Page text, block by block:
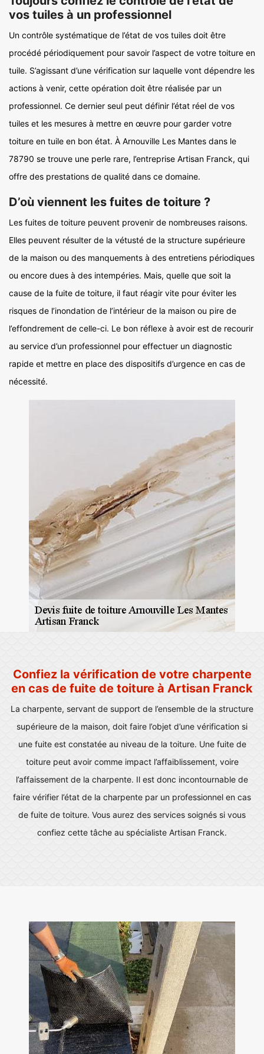
vos tuiles à un professionnel
Un contrôle systématique de l’état de vos tuiles doit être
procédé périodiquement pour savoir l’aspect de votre toiture en
tuile. S’agissant d’une vérification sur laquelle vont dépendre les
actions à venir, cette opération doit être réalisée par un
professionnel. Ce dernier seul peut définir l’état réel de vos
tuiles et les mesures à mettre en œuvre pour garder votre
toiture en tuile en bon état. À Arnouville Les Mantes dans le
78790 se trouve une perle rare, l’entreprise Artisan Franck, qui
offre des prestations de qualité dans ce domaine.
D’où viennent les fuites de toiture ?
Les fuites de toiture peuvent provenir de nombreuses raisons.
Elles peuvent résulter de la vétusté de la structure supérieure
de la maison ou des manquements à des entretiens périodiques
ou encore dues à des intempéries. Mais, quelle que soit la
cause de la fuite de toiture, il faut réagir vite pour éviter les
risques de l’inondation de l’intérieur de la maison ou pire de
l’effondrement de celle-ci. Le bon réflexe à avoir est de recourir
au service d’un professionnel pour effectuer un diagnostic
rapide et mettre en place des dispositifs d’urgence en cas de
nécessité.
Confiez la vérification de votre charpente
en cas de fuite de toiture à Artisan Franck
La charpente, servant de support de l’ensemble de la structure
supérieure de la maison, doit faire l’objet d’une vérification si
une fuite est constatée au niveau de la toiture. Une fuite de
toiture peut avoir comme impact l’affaiblissement, voire
l’affaissement de la charpente. Il est donc incontournable de
faire vérifier l’état de la charpente par un professionnel en cas
de fuite de toiture. Vous aurez des services soignés si vous
confiez cette tâche au spécialiste Artisan Franck.